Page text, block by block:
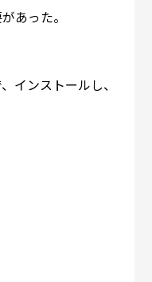
あった。
インストールし、